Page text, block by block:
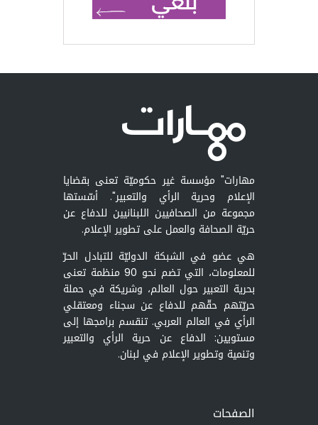
مهارات" مؤسسة غير حكوميّة تعنى بقضايا
الإعلام وحرية الرأي والتعبير". أسّستها
مجموعة من الصحافيين اللبنانيين للدفاع عن
حريّة الصحافة والعمل على تطوير الإعلام.
هي عضو في الشبكة الدوليّة للتبادل الحرّ
للمعلومات، التي تضم نحو 90 منظمة تعنى
بحرية التعبير حول العالم، وشريكة في حملة
حريّتهم حقّهم للدفاع عن سجناء ومعتقلي
الرأي في العالم العربي. تنقسم برامجها إلى
مستويين: الدفاع عن حرية الرأي والتعبير
وتنمية وتطوير الإعلام في لبنان.
الصفحات